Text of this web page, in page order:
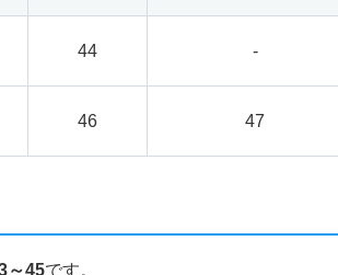
44 -
46 47
～45です。